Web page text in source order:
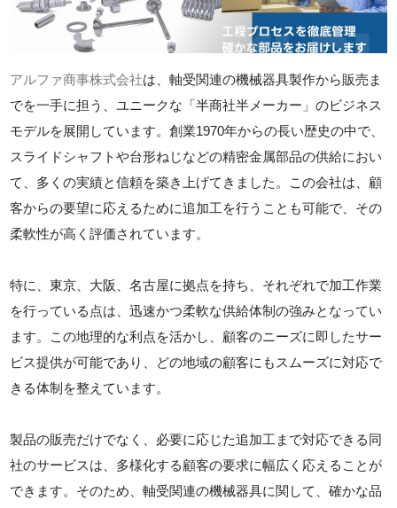
アルファ商事株式会社は、軸受関連の機械器具製作から販売ま
でを一手に担う、ユニークな「半商社半メーカー」のビジネス
モデルを展開しています。創業1970年からの長い歴史の中で、
スライドシャフトや台形ねじなどの精密金属部品の供給におい
て、多くの実績と信頼を築き上げてきました。この会社は、顧
客からの要望に応えるために追加工を行うことも可能で、その
柔軟性が高く評価されています。
特に、東京、大阪、名古屋に拠点を持ち、それぞれで加工作業
を行っている点は、迅速かつ柔軟な供給体制の強みとなってい
ます。この地理的な利点を活かし、顧客のニーズに即したサー
ビス提供が可能であり、どの地域の顧客にもスムーズに対応で
きる体制を整えています。
製品の販売だけでなく、必要に応じた追加工まで対応できる同
社のサービスは、多様化する顧客の要求に幅広く応えることが
できます。そのため、軸受関連の機械器具に関して、確かな品